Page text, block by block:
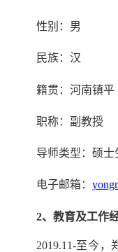
性别：男
民族：汉
籍贯：河南镇平
职称：副教授
导师类型：硕士
电子邮箱：
2、教育及工作
2019.11-至今，